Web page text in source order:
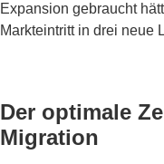
Expansion gebraucht
Markteintritt in drei neue
Der optimale
Migration